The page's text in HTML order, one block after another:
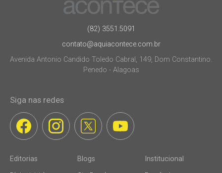
(82) 3551.5091
contato@aquiacontece.com.br
Avenida Antonio Candido Toledo Cabral, 149, Dom Constantino.
Penedo - Alagoas
Siga nas redes
Editorias Blogs Institucional